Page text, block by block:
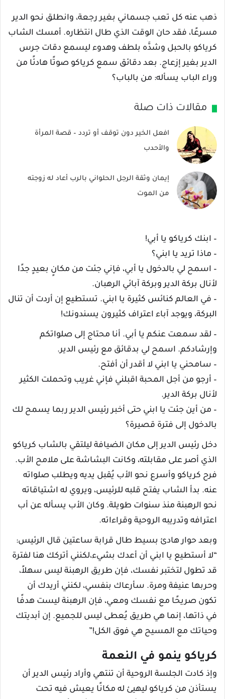
ذهب عنه كل تعب جسماني بغير رجعة، وانطلق نحو الدير
مسرعًا، فقد حان الوقت الذي طال انتظاره. أمسك الشاب
كرياكو بالحبل وشدَّه بلطف وهدوء ليسمع دقات جرس
الدير بغير إزعاج. بعد دقائق سمع كرياكو صوتًا هادئًا من
وراء الباب يسأله: من بالباب؟
مقالات ذات صلة
افعل الخير دون توقف أو تردد – قصة المرأة
والأحدب
إيمان وثقة الرجل الحلواني بالرب أعاد له زوجته
من الموت
– ابنك كرياكو يا أبي!
– ماذا تريد يا ابني؟
– اسمح لي بالدخول يا أبي، فإني جئت من مكانٍ بعيدٍ جدًا
لأنال بركة الدير وبركة آبائي الرهبان.
– في العالم كنائس كثيرة يا ابني. تستطيع إن أردت أن تنال
البركة، ويوجد آباء اعتراف كثيرون يسندونك!
– لقد سمعت عنكم يا أبي. أنا محتاج إلى صلواتكم
وإرشادكم. اسمح لي بدقائق مع رئيس الدير.
– سامحني يا ابني لا أقدر أن أفتح.
– أرجو من أجل المحبة اقبلني فإني غريب وتحملت الكثير
لأنال بركة الدير.
– من أين جئت يا ابني حتى أخبر رئيس الدير ربما يسمح لك
بالدخول إلى فترة قصيرة؟
دخل رئيس الدير إلى مكان الضيافة ليلتقي بالشاب كرياكو
الذي أصر على مقابلته، وكانت البشاشة على ملامح الأب.
فرح كرياكو وأسرع نحو الأب يُقبل يديه ويطلب صلواته
عنه. بدأ الشاب يفتح قلبه للرئيس، ويروي له اشتياقاته
نحو الرهبنة منذ سنوات طويلة. وكان الأب يسأله عن أب
اعترافه وتدريبه الروحية وقراءاته.
وبعد حوار هادئ بسيط طال قرابة ساعتين قال الرئيس:
“لا أستطيع يا ابني أن أعدك بشيء،لكنني أتركك هنا لفترة
قد تطول لتختبر نفسك، فإن طريق الرهبنة ليس سهلاً،
وحربها عنيفة ومرة. سأرعاك بنفسي، لكنني أريدك أن
تكون صريحًا مع نفسك ومعي، فإن الرهبنة ليست هدفًا
في ذاتها، إنما هي طريق يُعطى ليس للجميع. إن أبديتك
وحياتك مع المسيح هي فوق الكل!”
كرياكو ينمو في النعمة
وإذ كادت الجلسة الروحية أن تنتهي وأراد رئيس الدير أن
يستأذن من كرياكو ليهيئ له مكانًا يعيش فيه تحت